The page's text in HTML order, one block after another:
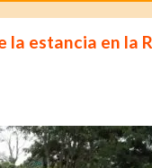
estancia en la